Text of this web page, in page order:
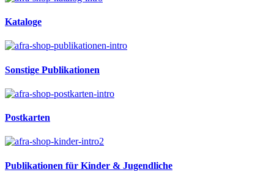
Kataloge
Sonstige Publikationen
Postkarten
Publikationen für Kinder & Jugendliche